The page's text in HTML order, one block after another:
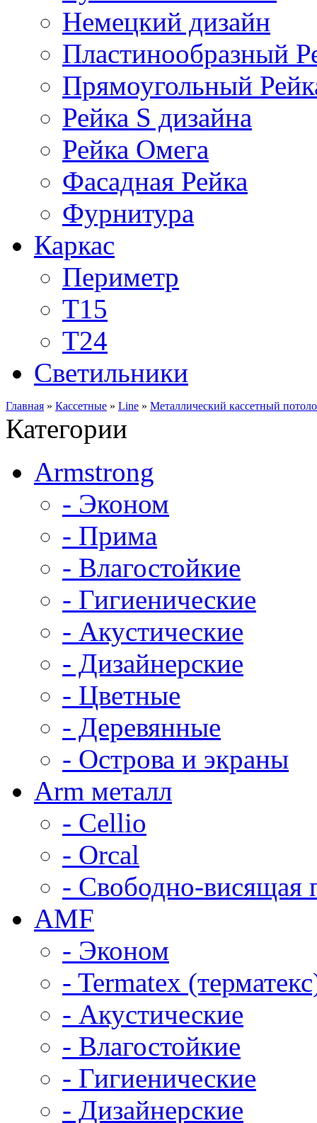
Немецкий дизайн
Пластинообразный
Прямоугольный
Рейка S дизайна
Рейка Омега
Фасадная Рейка
Фурнитура
Каркас
Периметр
Т15
Т24
Светильники
Главная » Кассетные » Line » Металлический кассетный
Категории
Armstrong
- Эконом
- Прима
- Влагостойкие
- Гигиенические
- Акустические
- Дизайнерские
- Цветные
- Деревянные
- Острова и экраны
Arm металл
- Cellio
- Orcal
- Свободно-висящая
AMF
- Эконом
- Termatex
- Акустические
- Влагостойкие
- Гигиенические
- Дизайнерские